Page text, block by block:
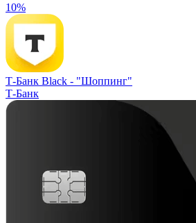
10%
Т-Банк Black - "Шоппинг"
Т-Банк